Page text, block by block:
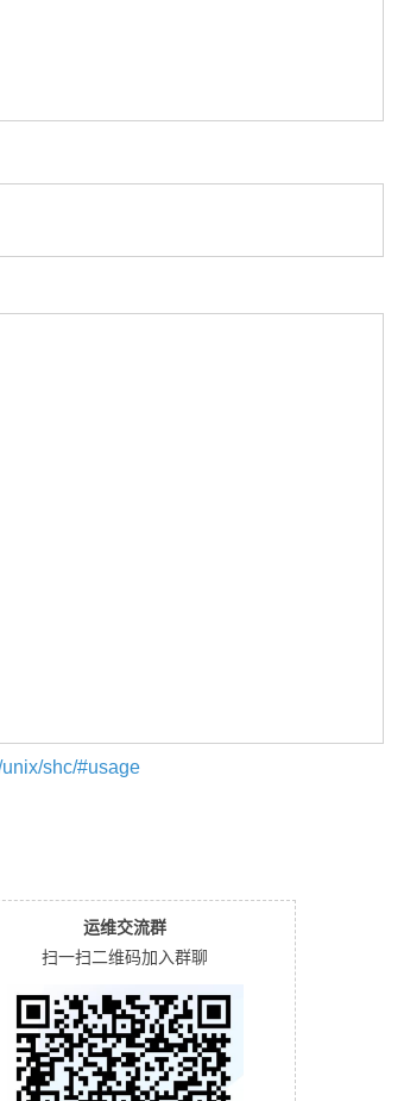
shc/#usage
运维交流群
扫一扫二维码加入群聊